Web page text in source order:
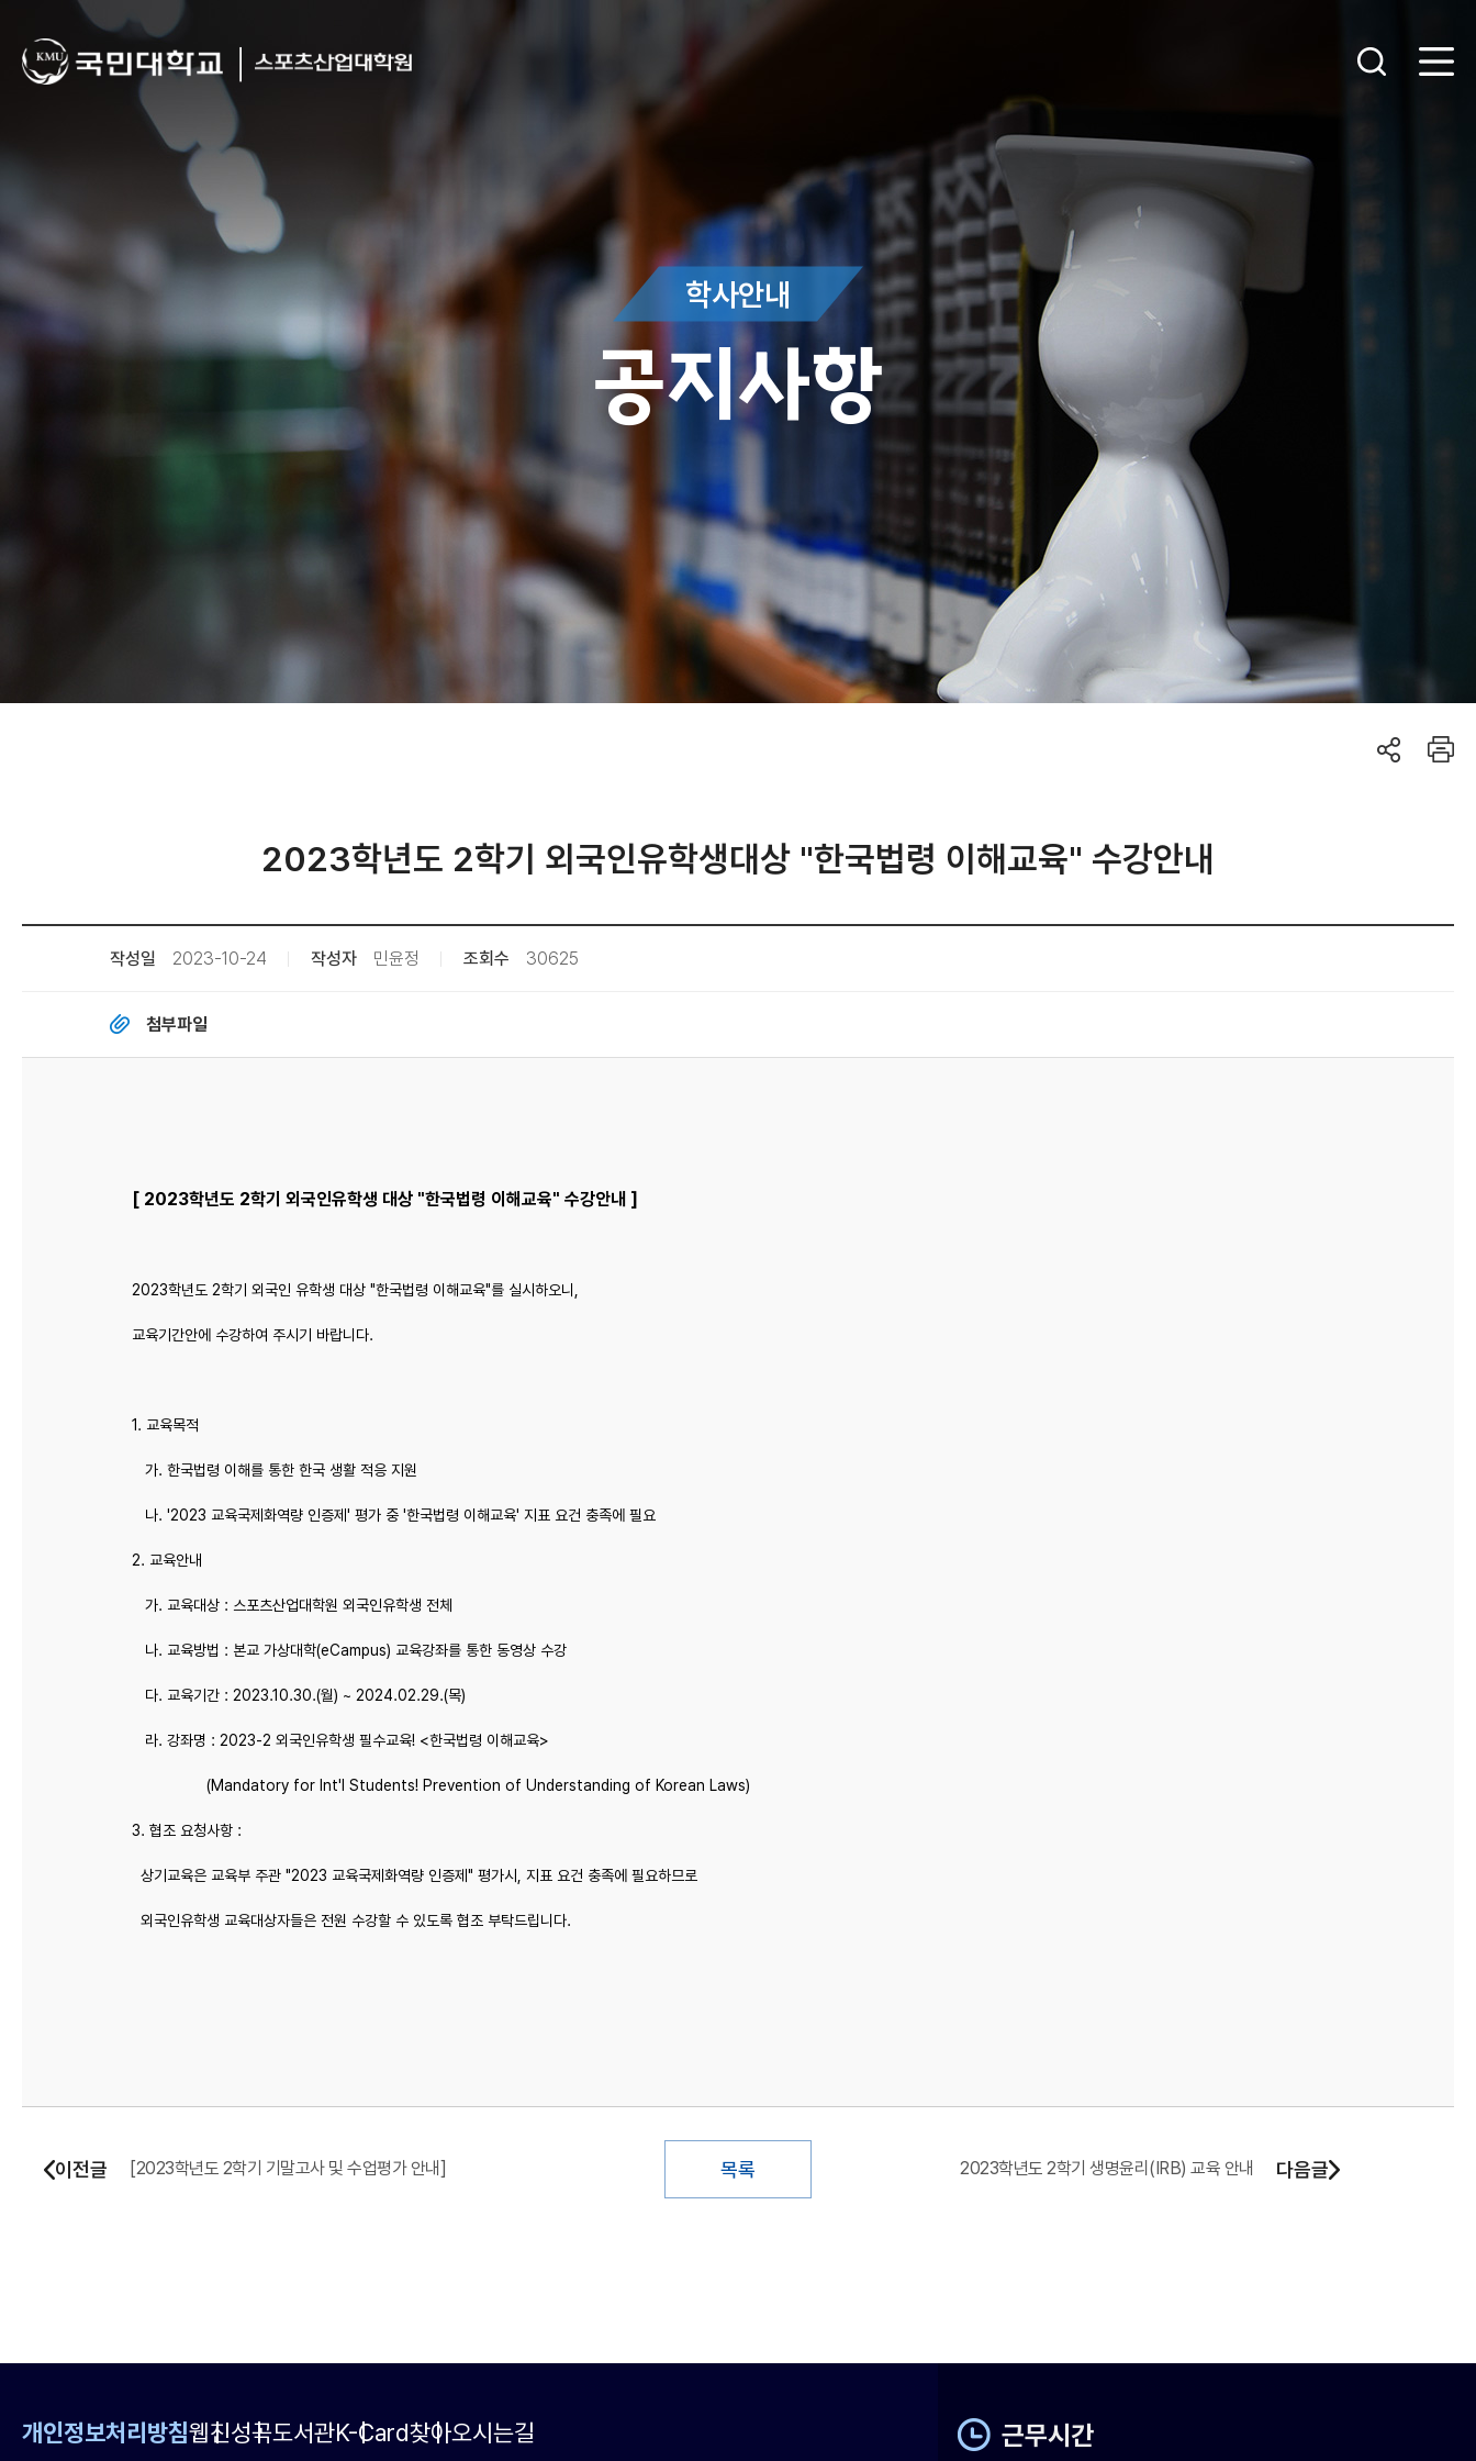
학사안내
공지사항
2023학년도 2학기 외국인유학생대상 "한국법령 이해교육" 수강안내
작성일 2023-10-24 작성자 민윤정 조회수 30625
첨부파일
[ 2023학년도 2학기 외국인유학생 대상 "한국법령 이해교육" 수강안내 ]
2023학년도 2학기 외국인 유학생 대상 "한국법령 이해교육"를 실시하오니,
교육기간안에 수강하여 주시기 바랍니다.
1. 교육목적
가. 한국법령 이해를 통한 한국 생활 적응 지원
나. '2023 교육국제화역량 인증제' 평가 중 '한국법령 이해교육' 지표 요건 충족에 필요
2. 교육안내
가. 교육대상 : 스포츠산업대학원 외국인유학생 전체
나. 교육방법 : 본교 가상대학(eCampus) 교육강좌를 통한 동영상 수강
다. 교육기간 : 2023.10.30.(월) ~ 2024.02.29.(목)
라. 강좌명 : 2023-2 외국인유학생 필수교육! <한국법령 이해교육>
(Mandatory for Int'l Students! Prevention of Understanding of Korean Laws)
3. 협조 요청사항 :
상기교육은 교육부 주관 "2023 교육국제화역량 인증제" 평가시, 지표 요건 충족에 필요하므로
외국인유학생 교육대상자들은 전원 수강할 수 있도록 협조 부탁드립니다.
이전글 [2023학년도 2학기 기말고사 및 수업평가 안내] 목록 2023학년도 2학기 생명윤리(IRB) 교육 안내 다음글
개인정보처리방침웹진성곡도서관K-Card찾아오시는길 근무시간